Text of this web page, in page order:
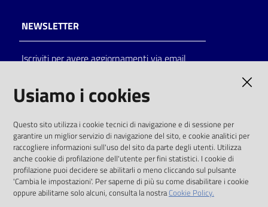
Catalogo
on line
Eventi
Chiedi al
bibliotecario
NEWSLETTER
Iscriviti per avere aggiornamenti via email
solo alle condizioni previste dalla direttiva
comunitaria 2003/98/CE e dal d.lgs. 36/2006
SOCIAL
Instagram
Usiamo i cookies
Questo sito utilizza i cookie tecnici di navigazione e di sessione per
garantire un miglior servizio di navigazione del sito, e cookie analitici per
raccogliere informazioni sull'uso del sito da parte degli utenti. Utilizza
anche cookie di profilazione dell'utente per fini statistici. I cookie di
profilazione puoi decidere se abilitarli o meno cliccando sul pulsante
'Cambia le impostazioni'. Per saperne di più su come disabilitare i cookie
oppure abilitarne solo alcuni, consulta la nostraCookie Policy.